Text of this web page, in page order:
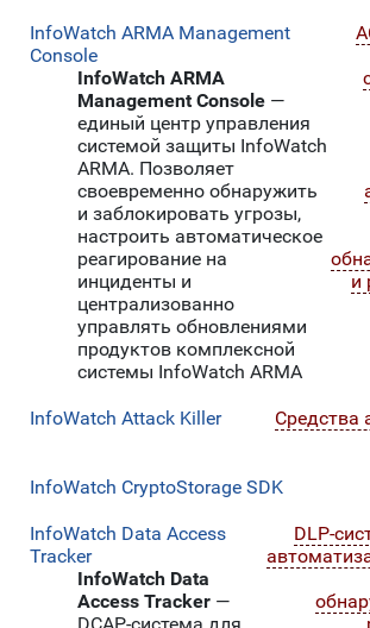
InfoWatch ARMA Management
Console
InfoWatch ARMA
Management Console —
единый центр управления
системой защиты InfoWatch
ARMA. Позволяет
своевременно обнаружить
и заблокировать угрозы,
настроить автоматическое
реагирование на
инциденты и
централизованно
управлять обновлениями
продуктов комплексной
системы InfoWatch ARMA
и
InfoWatch Attack Killer
Средства
InfoWatch CryptoStorage SDK
InfoWatch Data Access
Tracker
InfoWatch Data
Access Tracker —
DLP-